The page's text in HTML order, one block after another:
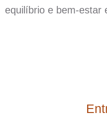
equilíbrio e bem-estar